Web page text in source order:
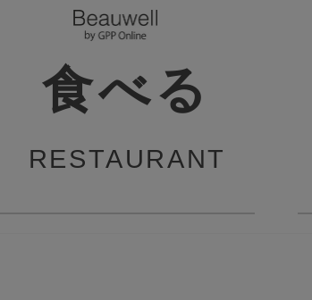
食べる
RESTAURANT